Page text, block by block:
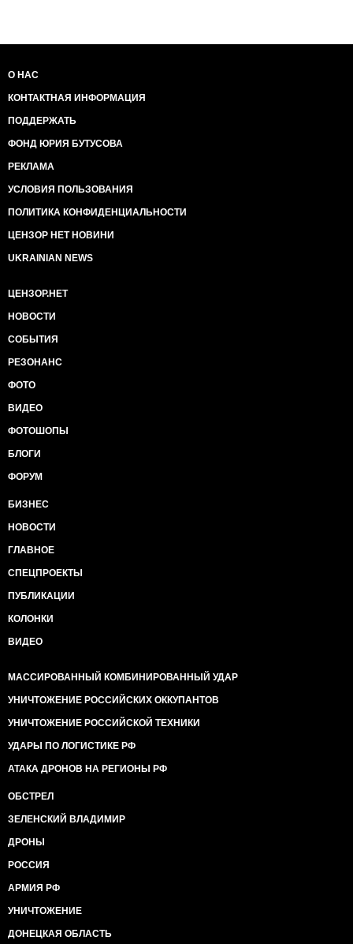
О НАС
КОНТАКТНАЯ ИНФОРМАЦИЯ
ПОДДЕРЖАТЬ
ФОНД ЮРИЯ БУТУСОВА
РЕКЛАМА
УСЛОВИЯ ПОЛЬЗОВАНИЯ
ПОЛИТИКА КОНФИДЕНЦИАЛЬНОСТИ
ЦЕНЗОР НЕТ НОВИНИ
UKRAINIAN NEWS
ЦЕНЗОР.НЕТ
НОВОСТИ
СОБЫТИЯ
РЕЗОНАНС
ФОТО
ВИДЕО
ФОТОШОПЫ
БЛОГИ
ФОРУМ
БИЗНЕС
НОВОСТИ
ГЛАВНОЕ
СПЕЦПРОЕКТЫ
ПУБЛИКАЦИИ
КОЛОНКИ
ВИДЕО
МАССИРОВАННЫЙ КОМБИНИРОВАННЫЙ УДАР
УНИЧТОЖЕНИЕ РОССИЙСКИХ ОККУПАНТОВ
УНИЧТОЖЕНИЕ РОССИЙСКОЙ ТЕХНИКИ
УДАРЫ ПО ЛОГИСТИКЕ РФ
АТАКА ДРОНОВ НА РЕГИОНЫ РФ
ОБСТРЕЛ
ЗЕЛЕНСКИЙ ВЛАДИМИР
ДРОНЫ
РОССИЯ
АРМИЯ РФ
УНИЧТОЖЕНИЕ
ДОНЕЦКАЯ ОБЛАСТЬ